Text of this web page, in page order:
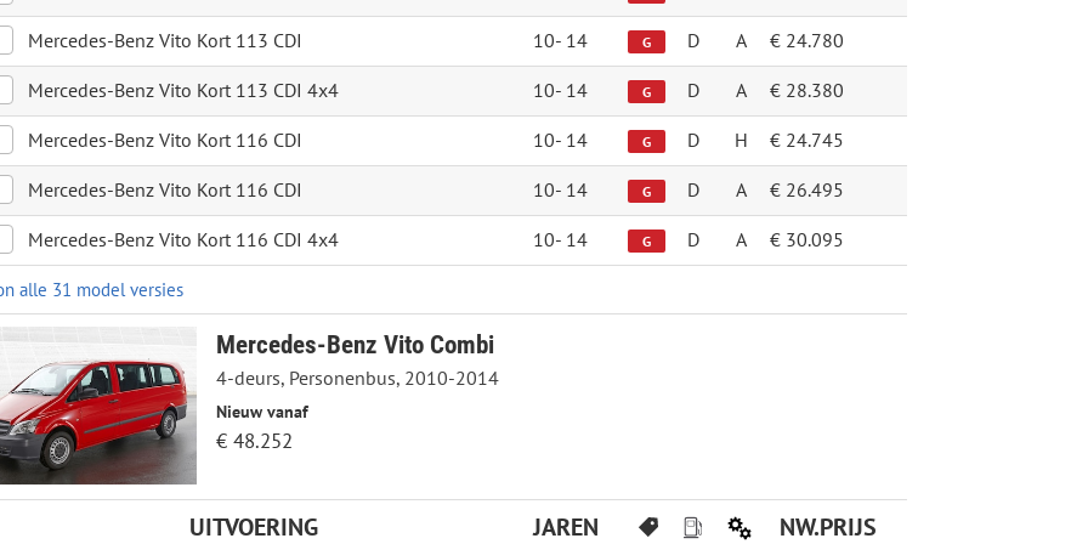
Mercedes-Benz Vito Kort 113 CDI 10- 14 G D A € 24.780
Mercedes-Benz Vito Kort 113 CDI 4x4 10- 14 G D A € 28.380
Mercedes-Benz Vito Kort 116 CDI 10- 14 G D H € 24.745
Mercedes-Benz Vito Kort 116 CDI 10- 14 G D A € 26.495
Mercedes-Benz Vito Kort 116 CDI 4x4 10- 14 G D A € 30.095
alle 31 model versies
Mercedes-Benz Vito Combi
4-deurs, Personenbus, 2010-2014
Nieuw vanaf
€ 48.252
UITVOERING JAREN NW.PRIJS